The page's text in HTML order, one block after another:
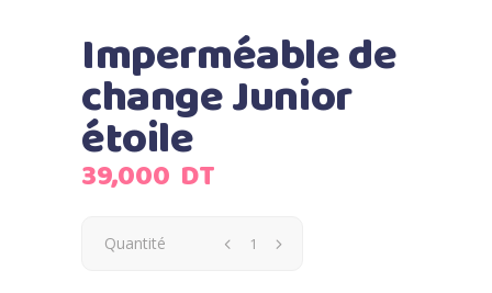
Imperméable de
change Junior
étoile
39,000 DT
Quantité